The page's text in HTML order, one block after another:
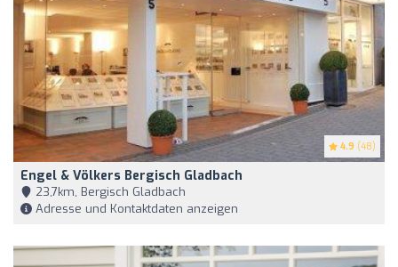
4.9 (48)
Engel & Völkers Bergisch Gladbach
23,7km, Bergisch Gladbach
Adresse und Kontaktdaten anzeigen